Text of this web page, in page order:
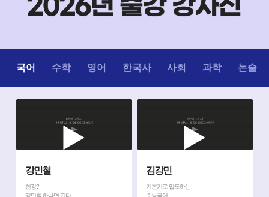
국어 수학 영어 한국사 사회 과학 논술
강민철
현강?
강민철 하나면 된다.
김강민
기본기로 압도하는
수능국어